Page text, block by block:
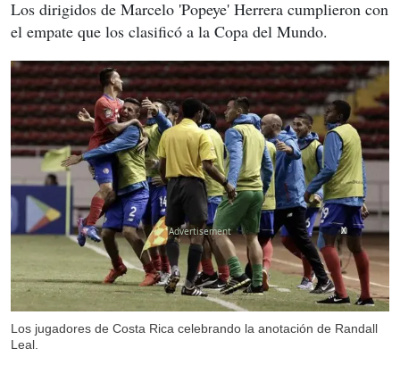
Los dirigidos de Marcelo 'Popeye' Herrera cumplieron con
el empate que los clasificó a la Copa del Mundo.
Los jugadores de Costa Rica celebrando la anotación de Randall
Leal.
X